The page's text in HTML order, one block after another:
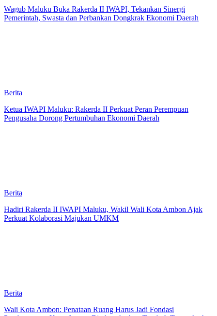
Wagub Maluku Buka Rakerda II IWAPI, Tekankan Sinergi
Pemerintah, Swasta dan Perbankan Dongkrak Ekonomi Daerah
Berita
Ketua IWAPI Maluku: Rakerda II Perkuat Peran Perempuan
Pengusaha Dorong Pertumbuhan Ekonomi Daerah
Berita
Hadiri Rakerda II IWAPI Maluku, Wakil Wali Kota Ambon Ajak
Perkuat Kolaborasi Majukan UMKM
Berita
Wali Kota Ambon: Penataan Ruang Harus Jadi Fondasi